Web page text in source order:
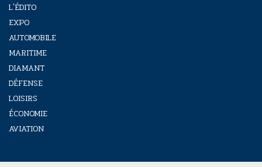
L'ÉDITO
EXPO
AUTOMOBILE
MARITIME
DIAMANT
DÉFENSE
LOISIRS
ÉCONOMIE
AVIATION